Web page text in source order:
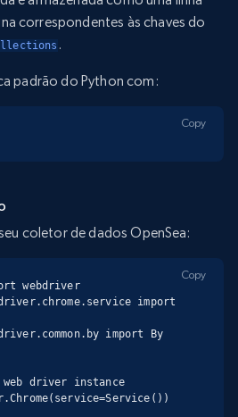
correspondentes às chaves do
.
padrão do Python com:
Copy
coletor de dados OpenSea:
webdriver
import
import By
web driver instance
Copy